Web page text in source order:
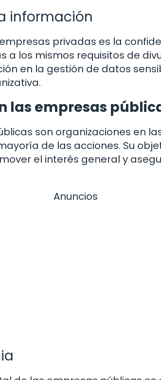
información
privadas es la
a los mismos requisitos de
en la gestión de datos
las empresas
son organizaciones en
de las acciones. Su
el interés general y
Anuncios